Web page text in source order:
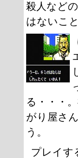
殺人など
はないこ
る・・・
がり屋さ
う。
プレイす